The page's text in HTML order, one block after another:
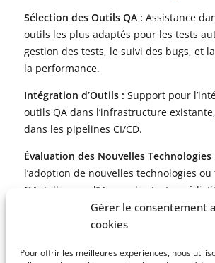
Gérer le consentement
cookies
Pour offrir les meilleures expériences, nous
Sélection des Outils QA : Assistance
outils les plus adaptés pour les tests
gestion des tests, le suivi des bugs, et
la performance.
Intégration d’Outils : Support pour
outils QA dans l’infrastructure
dans les pipelines CI/CD.
Évaluation des Nouvelles Technologies
l’adoption de nouvelles technologies
QA, telles que l’IA pour les tests
continu en DevOps, ou les tests en